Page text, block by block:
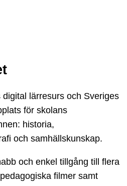
lärresurs och Sveriges
för skolans
historia,
och samhällskunskap.
och enkel tillgång till flera
filmer samt